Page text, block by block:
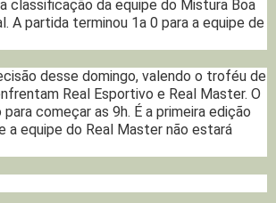
classificação da equipe do Mistura Boa
A partida terminou 1a 0 para a equipe de
desse domingo, valendo o troféu de
Real Esportivo e Real Master. O
começar as 9h. É a primeira edição
a equipe do Real Master não estará